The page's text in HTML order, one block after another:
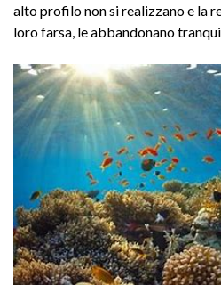
alto profilo non si realizzano e la
loro farsa, le abbandonano